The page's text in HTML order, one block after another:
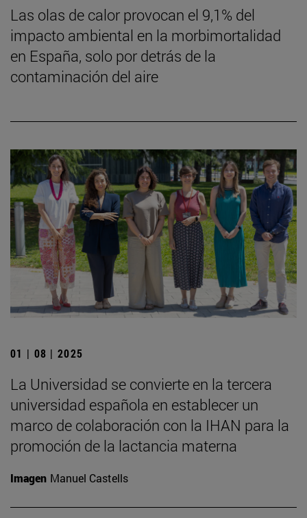
Las olas de calor provocan el 9,1% del
impacto ambiental en la morbimortalidad
en España, solo por detrás de la
contaminación del aire
01 | 08 | 2025
La Universidad se convierte en la tercera
universidad española en establecer un
marco de colaboración con la IHAN para la
promoción de la lactancia materna
Imagen Manuel Castells